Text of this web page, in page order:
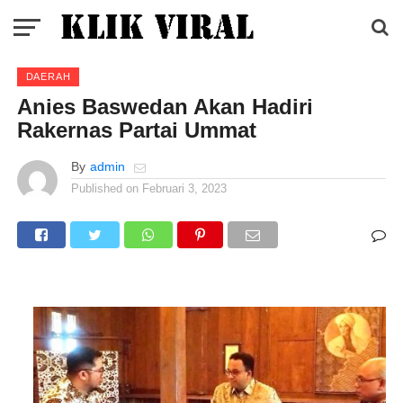
DAERAH
Anies Baswedan Akan Hadiri
Rakernas Partai Ummat
By admin
Published on Februari 3, 2023